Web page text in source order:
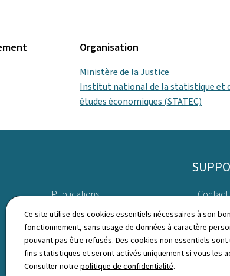
Ce site utilise des cookies essentiels nécessaires à son bon
fonctionnement, sans usage de données à caractère
pouvant pas être refusés. Des cookies non essentiels sont
fins statistiques et seront activés uniquement si vous les
Consulter notre politique de confidentialité.
Organisation
Ministère de la Justice
Institut national de la statistique et
études économiques (STATEC)
Publications
Annuaire
Contact
Plan du
À